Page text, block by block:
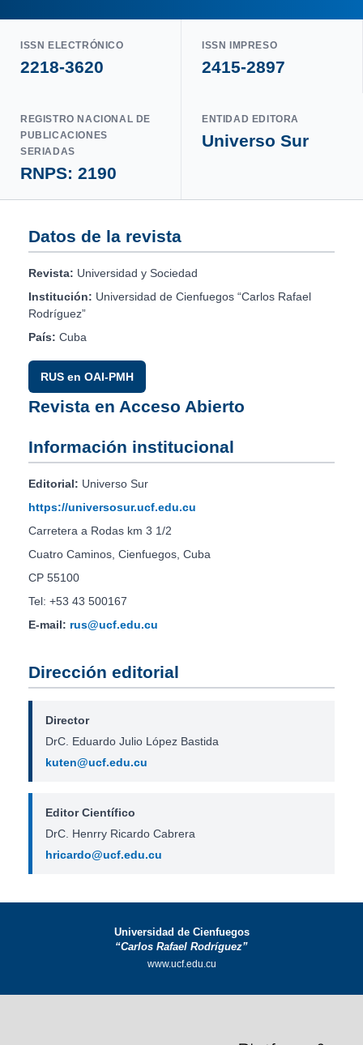
ISSN ELECTRÓNICO
2218-3620
ISSN IMPRESO
2415-2897
REGISTRO NACIONAL DE
PUBLICACIONES
SERIADAS
RNPS: 2190
ENTIDAD EDITORA
Universo Sur
Datos de la revista
Revista: Universidad y Sociedad
Institución: Universidad de Cienfuegos “Carlos Rafael
Rodríguez”
País: Cuba
RUS en OAI-PMH
Revista en Acceso Abierto
Información institucional
Editorial: Universo Sur
https://universosur.ucf.edu.cu
Carretera a Rodas km 3 1/2
Cuatro Caminos, Cienfuegos, Cuba
CP 55100
Tel: +53 43 500167
E-mail: rus@ucf.edu.cu
Dirección editorial
Director
DrC. Eduardo Julio López Bastida
kuten@ucf.edu.cu
Editor Científico
DrC. Henrry Ricardo Cabrera
hricardo@ucf.edu.cu
Universidad de Cienfuegos
“Carlos Rafael Rodríguez”
www.ucf.edu.cu